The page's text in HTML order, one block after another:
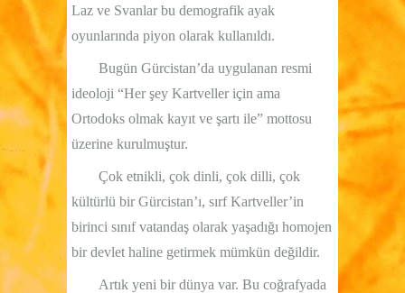
Laz ve Svanlar bu demografik ayak
oyunlarında piyon olarak kullanıldı.
Bugün Gürcistan’da uygulanan resmi
ideoloji “Her şey Kartveller için ama
Ortodoks olmak kayıt ve şartı ile” mottosu
üzerine kurulmuştur.
Çok etnikli, çok dinli, çok dilli, çok
kültürlü bir Gürcistan’ı, sırf Kartveller’in
birinci sınıf vatandaş olarak yaşadığı homojen
bir devlet haline getirmek mümkün değildir.
Artık yeni bir dünya var. Bu coğrafyada